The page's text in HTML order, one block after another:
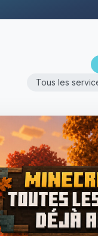
Tous les